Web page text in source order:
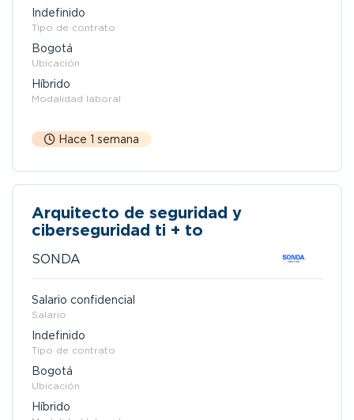
Indefinido
Tipo de contrato
Bogotá
Ubicación
Híbrido
Modalidad laboral
Hace 1 semana
Arquitecto de seguridad y
ciberseguridad ti + to
SONDA
Salario confidencial
Salario
Indefinido
Tipo de contrato
Bogotá
Ubicación
Híbrido